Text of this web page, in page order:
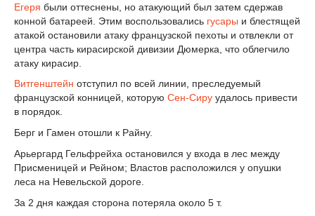
Егеря были оттеснены, но атакующий был затем сдержав
конной батареей. Этим воспользовались гусары и блестящей
атакой остановили атаку французской пехоты и отвлекли от
центра часть кирасирской дивизии Дюмерка, что облегчило
атаку кирасир.
Витгенштейн отступил по всей линии, преследуемый
французской конницей, которую Сен-Сиру удалось привести
в порядок.
Берг и Гамен отошли к Райну.
Арьергард Гельфрейха остановился у входа в лес между
Присменицей и Рейном; Властов расположился у опушки
леса на Невельской дороге.
За 2 дня каждая сторона потеряла около 5 т.